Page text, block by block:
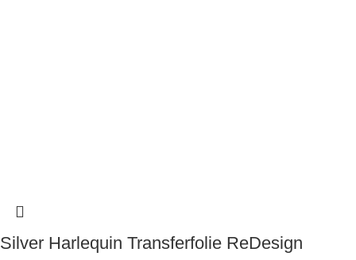
Silver Harlequin Transferfolie ReDesign